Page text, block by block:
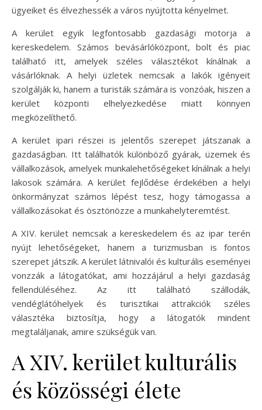
ügyeiket és élvezhessék a város nyújtotta kényelmet.
A kerület egyik legfontosabb gazdasági motorja a
kereskedelem. Számos bevásárlóközpont, bolt és piac
található itt, amelyek széles választékot kínálnak a
vásárlóknak. A helyi üzletek nemcsak a lakók igényeit
szolgálják ki, hanem a turisták számára is vonzóak, hiszen a
kerület központi elhelyezkedése miatt könnyen
megközelíthető.
A kerület ipari részei is jelentős szerepet játszanak a
gazdaságban. Itt találhatók különböző gyárak, üzemek és
vállalkozások, amelyek munkalehetőségeket kínálnak a helyi
lakosok számára. A kerület fejlődése érdekében a helyi
önkormányzat számos lépést tesz, hogy támogassa a
vállalkozásokat és ösztönözze a munkahelyteremtést.
A XIV. kerület nemcsak a kereskedelem és az ipar terén
nyújt lehetőségeket, hanem a turizmusban is fontos
szerepet játszik. A kerület látnivalói és kulturális eseményei
vonzzák a látogatókat, ami hozzájárul a helyi gazdaság
fellendüléséhez. Az itt található szállodák,
vendéglátóhelyek és turisztikai attrakciók széles
választéka biztosítja, hogy a látogatók mindent
megtaláljanak, amire szükségük van.
A XIV. kerület kulturális
és közösségi élete